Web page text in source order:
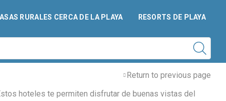
RURALES CERCA DE LA PLAYA RESORTS DE PLAYA
Return to previous page
hoteles te permiten disfrutar de buenas vistas del